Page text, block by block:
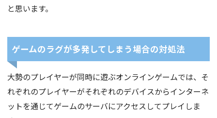
と思います。
ゲームのラグが多発してしまう場合の対処法
大勢のプレイヤーが同時に遊ぶオンラインゲームでは、そ
れぞれのプレイヤーがそれぞれのデバイスからインターネ
ットを通じてゲームのサーバにアクセスしてプレイしま